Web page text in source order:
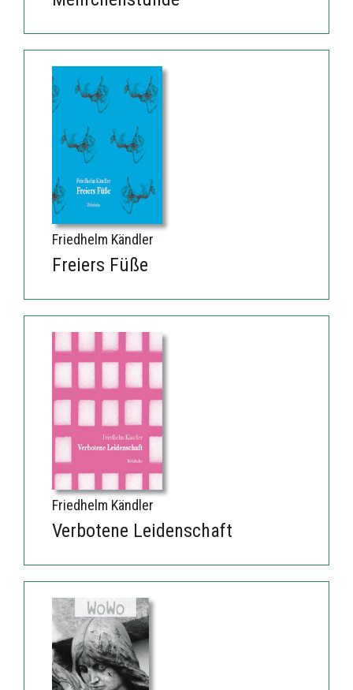
Friedhelm Kändler
Freiers Füße
Friedhelm Kändler
Verbotene Leidenschaft